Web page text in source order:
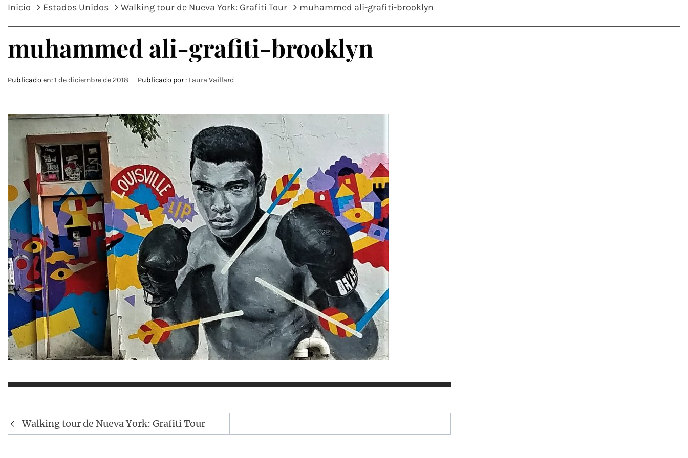
Inicio Estados Unidos Walking tour de Nueva York: Grafiti Tour muhammed ali-grafiti-brooklyn
muhammed ali-grafiti-brooklyn
Publicado en:1 de diciembre de 2018 Publicado por : Laura Vaillard
Navegación
de
Walking tour de Nueva York: Grafiti Tour